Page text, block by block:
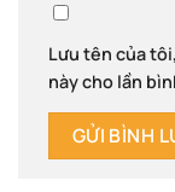
Lưu tên của
này cho lần